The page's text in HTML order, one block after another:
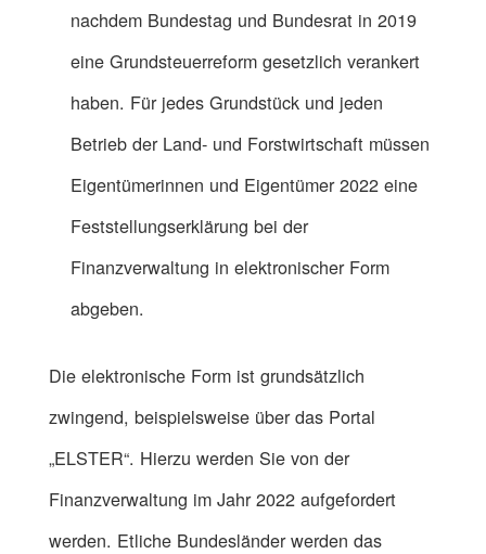
nachdem Bundestag und Bundesrat in 2019
eine Grundsteuerreform gesetzlich verankert
haben. Für jedes Grundstück und jeden
Betrieb der Land- und Forstwirtschaft müssen
Eigentümerinnen und Eigentümer 2022 eine
Feststellungserklärung bei der
Finanzverwaltung in elektronischer Form
abgeben.
Die elektronische Form ist grundsätzlich
zwingend, beispielsweise über das Portal
„ELSTER“. Hierzu werden Sie von der
Finanzverwaltung im Jahr 2022 aufgefordert
werden. Etliche Bundesländer werden das